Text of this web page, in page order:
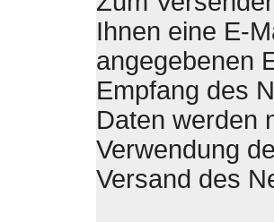
Ihnen eine E-
angegebenen
Empfang des
Daten werden
Verwendung
Versand des